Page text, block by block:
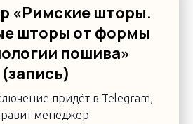
«Римские шторы.
шторы от формы
пошива»
(запись)
придёт в Telegram,
менеджер